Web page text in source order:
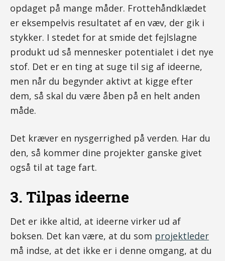
opdaget på mange måder. Frottehåndklædet
er eksempelvis resultatet af en væv, der gik i
stykker. I stedet for at smide det fejlslagne
produkt ud så mennesker potentialet i det nye
stof. Det er en ting at suge til sig af ideerne,
men når du begynder aktivt at kigge efter
dem, så skal du være åben på en helt anden
måde.
Det kræver en nysgerrighed på verden. Har du
den, så kommer dine projekter ganske givet
også til at tage fart.
3. Tilpas ideerne
Det er ikke altid, at ideerne virker ud af
boksen. Det kan være, at du som projektleder
må indse, at det ikke er i denne omgang, at du